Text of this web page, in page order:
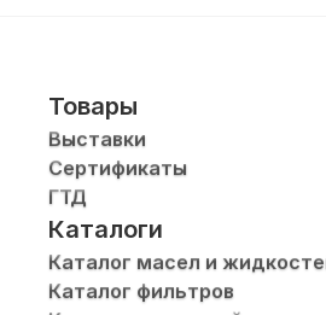
Товары
Выставки
Сертификаты
ГТД
Каталоги
Каталог масел и
Каталог фильтров